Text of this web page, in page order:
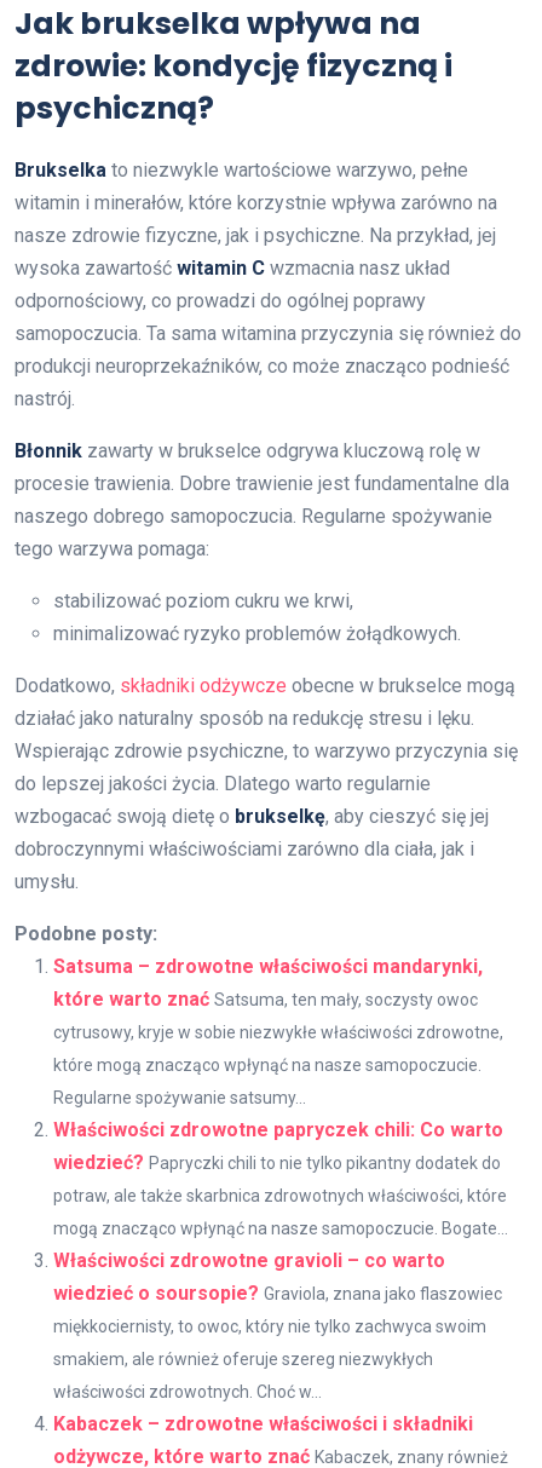
Jak brukselka wpływa na
zdrowie: kondycję fizyczną i
psychiczną?
Brukselka to niezwykle wartościowe warzywo, pełne
witamin i minerałów, które korzystnie wpływa zarówno na
nasze zdrowie fizyczne, jak i psychiczne. Na przykład, jej
wysoka zawartość witamin C wzmacnia nasz układ
odpornościowy, co prowadzi do ogólnej poprawy
samopoczucia. Ta sama witamina przyczynia się również do
produkcji neuroprzekaźników, co może znacząco podnieść
nastrój.
Błonnik zawarty w brukselce odgrywa kluczową rolę w
procesie trawienia. Dobre trawienie jest fundamentalne dla
naszego dobrego samopoczucia. Regularne spożywanie
tego warzywa pomaga:
stabilizować poziom cukru we krwi,
minimalizować ryzyko problemów żołądkowych.
Dodatkowo, składniki odżywcze obecne w brukselce mogą
działać jako naturalny sposób na redukcję stresu i lęku.
Wspierając zdrowie psychiczne, to warzywo przyczynia się
do lepszej jakości życia. Dlatego warto regularnie
wzbogacać swoją dietę o brukselkę, aby cieszyć się jej
dobroczynnymi właściwościami zarówno dla ciała, jak i
umysłu.
Podobne posty:
Satsuma – zdrowotne właściwości mandarynki,
które warto znać Satsuma, ten mały, soczysty owoc
cytrusowy, kryje w sobie niezwykłe właściwości zdrowotne,
które mogą znacząco wpłynąć na nasze samopoczucie.
Regularne spożywanie satsumy...
Właściwości zdrowotne papryczek chili: Co warto
wiedzieć? Papryczki chili to nie tylko pikantny dodatek do
potraw, ale także skarbnica zdrowotnych właściwości, które
mogą znacząco wpłynąć na nasze samopoczucie. Bogate...
Właściwości zdrowotne gravioli – co warto
wiedzieć o soursopie? Graviola, znana jako flaszowiec
miękkociernisty, to owoc, który nie tylko zachwyca swoim
smakiem, ale również oferuje szereg niezwykłych
właściwości zdrowotnych. Choć w...
Kabaczek – zdrowotne właściwości i składniki
odżywcze, które warto znać Kabaczek, znany również